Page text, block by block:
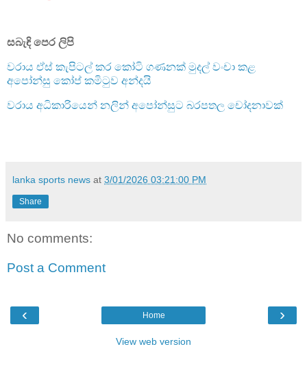
සබැඳි පෙර ලිපි
වරාය ඒස් කැපිටල් කර කෝටි ගණනක් මුදල් වංචා කළ
අපෝන්සු කෝප් කමිටුව අන්දයි
වරාය අධිකාරියෙන් නලින් අපෝන්සුට බරපතල චෝදනාවක්
lanka sports news at 3/01/2026 03:21:00 PM
Share
No comments:
Post a Comment
‹ ›
Home
View web version